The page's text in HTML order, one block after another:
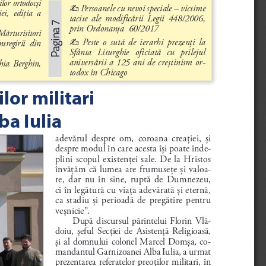
ediţia  a
din
Berghin,
-
Persoanele cu nevoi speciale – victime
tacite  ale  modificării  Legii  448/2006,
prin Ordonanţa  60/2017
-
Peste  o  sută  de  ierarhi  prezenţi  la
Sfânta   Liturghie   oficiată   cu   prilejul
aniversării  a  125  ani  de  creştinism  or-
todox în Chicago
Pagina 7
militari
Iulia
adevărul  despre  om,  coroana  creaţiei,  şi
despre modul în care acesta îşi poate înde-
plini scopul existenţei sale. De la Hristos
învăţăm că lumea are frumuseţe şi valoa-
re,  dar  nu  în  sine,  ruptă  de  Dumnezeu,
ci în legătură cu viaţa adevărată şi eternă,
ca  stadiu  şi  perioadă  de  pregătire  pentru
veşnicie”.
După  discursul  părintelui  Florin  Vlă-
doiu,
şeful  Secţiei  de  Asistenţă  Religioasă,
şi  al  domnului  colonel  Marcel  Domşa,  co-
mandantul Garnizoanei Alba Iulia, a urmat
prezentarea  referatelor  preoţilor  militari,  în